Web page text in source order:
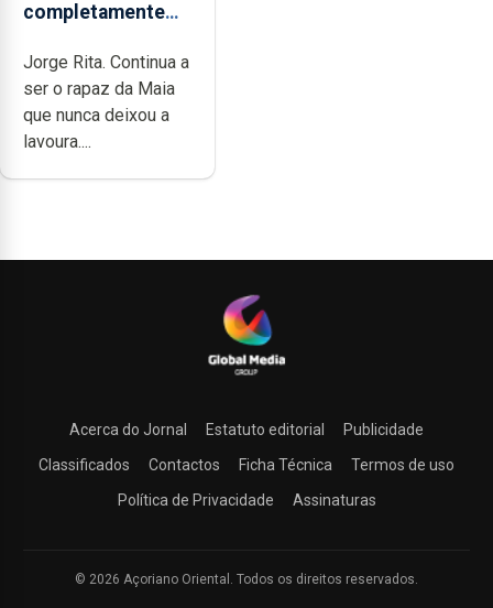
completamente
dedicação, gosto
e muita paixão”
Jorge Rita. Continua a
ser o rapaz da Maia
que nunca deixou a
lavoura....
Acerca do Jornal Estatuto editorial
Publicidade
Classificados
Contactos Ficha Técnica
Termos de uso
Política de Privacidade
Assinaturas
© 2026 Açoriano Oriental. Todos os direitos reservados.